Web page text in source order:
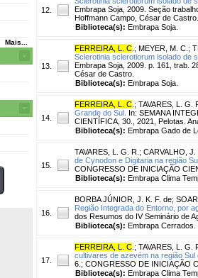
Mais...
12.
Embrapa Soja, 2009. Seção
Hoffmann Campo, César de Castro.
Biblioteca(s): Embrapa Soja.
13.
FERREIRA, L. C ; MEYER, M. C. ;
Sclerotinia sclerotiorum isolado de
Embrapa Soja, 2009. p. 161, trab.
César de Castro.
Biblioteca(s): Embrapa Soja.
14.
FERREIRA, L. C ; TAVARES, L. G.
Grande do Sul. In: SEMANA
CIENTÍFICA, 30., 2021, Pelotas.
Biblioteca(s): Embrapa Gado de
15.
TAVARES, L. G. R. ; CARVALHO, J.
de Cynodon e Digitaria na região
CONGRESSO DE INICIAÇÃO
Biblioteca(s): Embrapa Clima
16.
BORBA JÚNIOR, J. K. F. de;
Região Integrada do Entorno, por
dos Resumos do IV Seminário de
Biblioteca(s): Embrapa Cerrados.
17.
FERREIRA, L. C ; TAVARES, L. G.
cultivares de azevém na região Sul
6.; CONGRESSO DE INICIAÇÃO
Biblioteca(s): Embrapa Clima